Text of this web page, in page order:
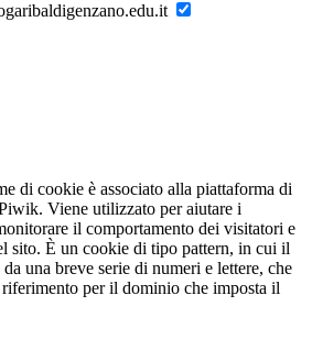
di cookie è associato alla piattaforma di
Viene utilizzato per aiutare i
il comportamento dei visitatori e
sito. È un cookie di tipo pattern, in cui il
una breve serie di numeri e lettere, che
per il dominio che imposta il